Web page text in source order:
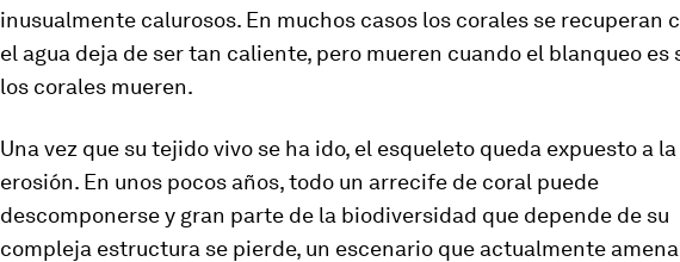
inusualmente calurosos. En muchos casos los corales se recuperan
el agua deja de ser tan caliente, pero mueren cuando el blanqueo es
los corales mueren.
Una vez que su tejido vivo se ha ido, el esqueleto queda expuesto a la
erosión. En unos pocos años, todo un arrecife de coral puede
descomponerse y gran parte de la biodiversidad que depende de su
compleja estructura se pierde, un escenario que actualmente